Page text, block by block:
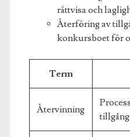
rättvisa och
Återföring av
konkursboet för
Term
Återvinning